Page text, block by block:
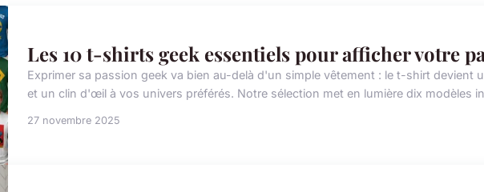
Les 10 t-shirts geek essentiels pour afficher votre
Exprimer sa passion geek va bien au-delà d'un simple vêtement : le t-shirt devient
et un clin d'œil à vos univers préférés. Notre sélection met en lumière dix modèles
27 novembre 2025